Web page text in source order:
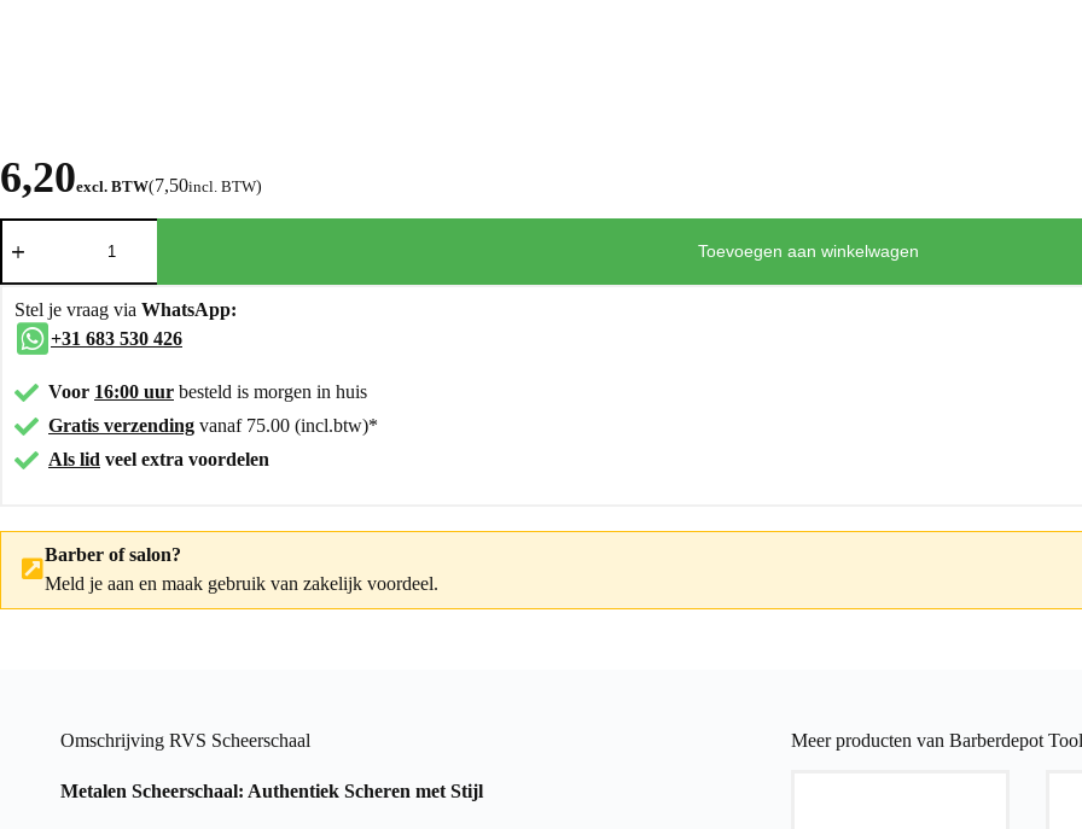
6,20excl. BTW(7,50incl. BTW)
Toevoegen aan winkelwagen
Stel je vraag via WhatsApp:
+31 683 530 426
Voor 16:00 uur besteld is morgen in huis
Gratis verzending vanaf 75.00 (incl.btw)*
Als lid veel extra voordelen
Barber of salon?
Meld je aan en maak gebruik van zakelijk voordeel.
Omschrijving RVS Scheerschaal
Metalen Scheerschaal: Authentiek Scheren met Stijl
Meer producten van Barberdepot